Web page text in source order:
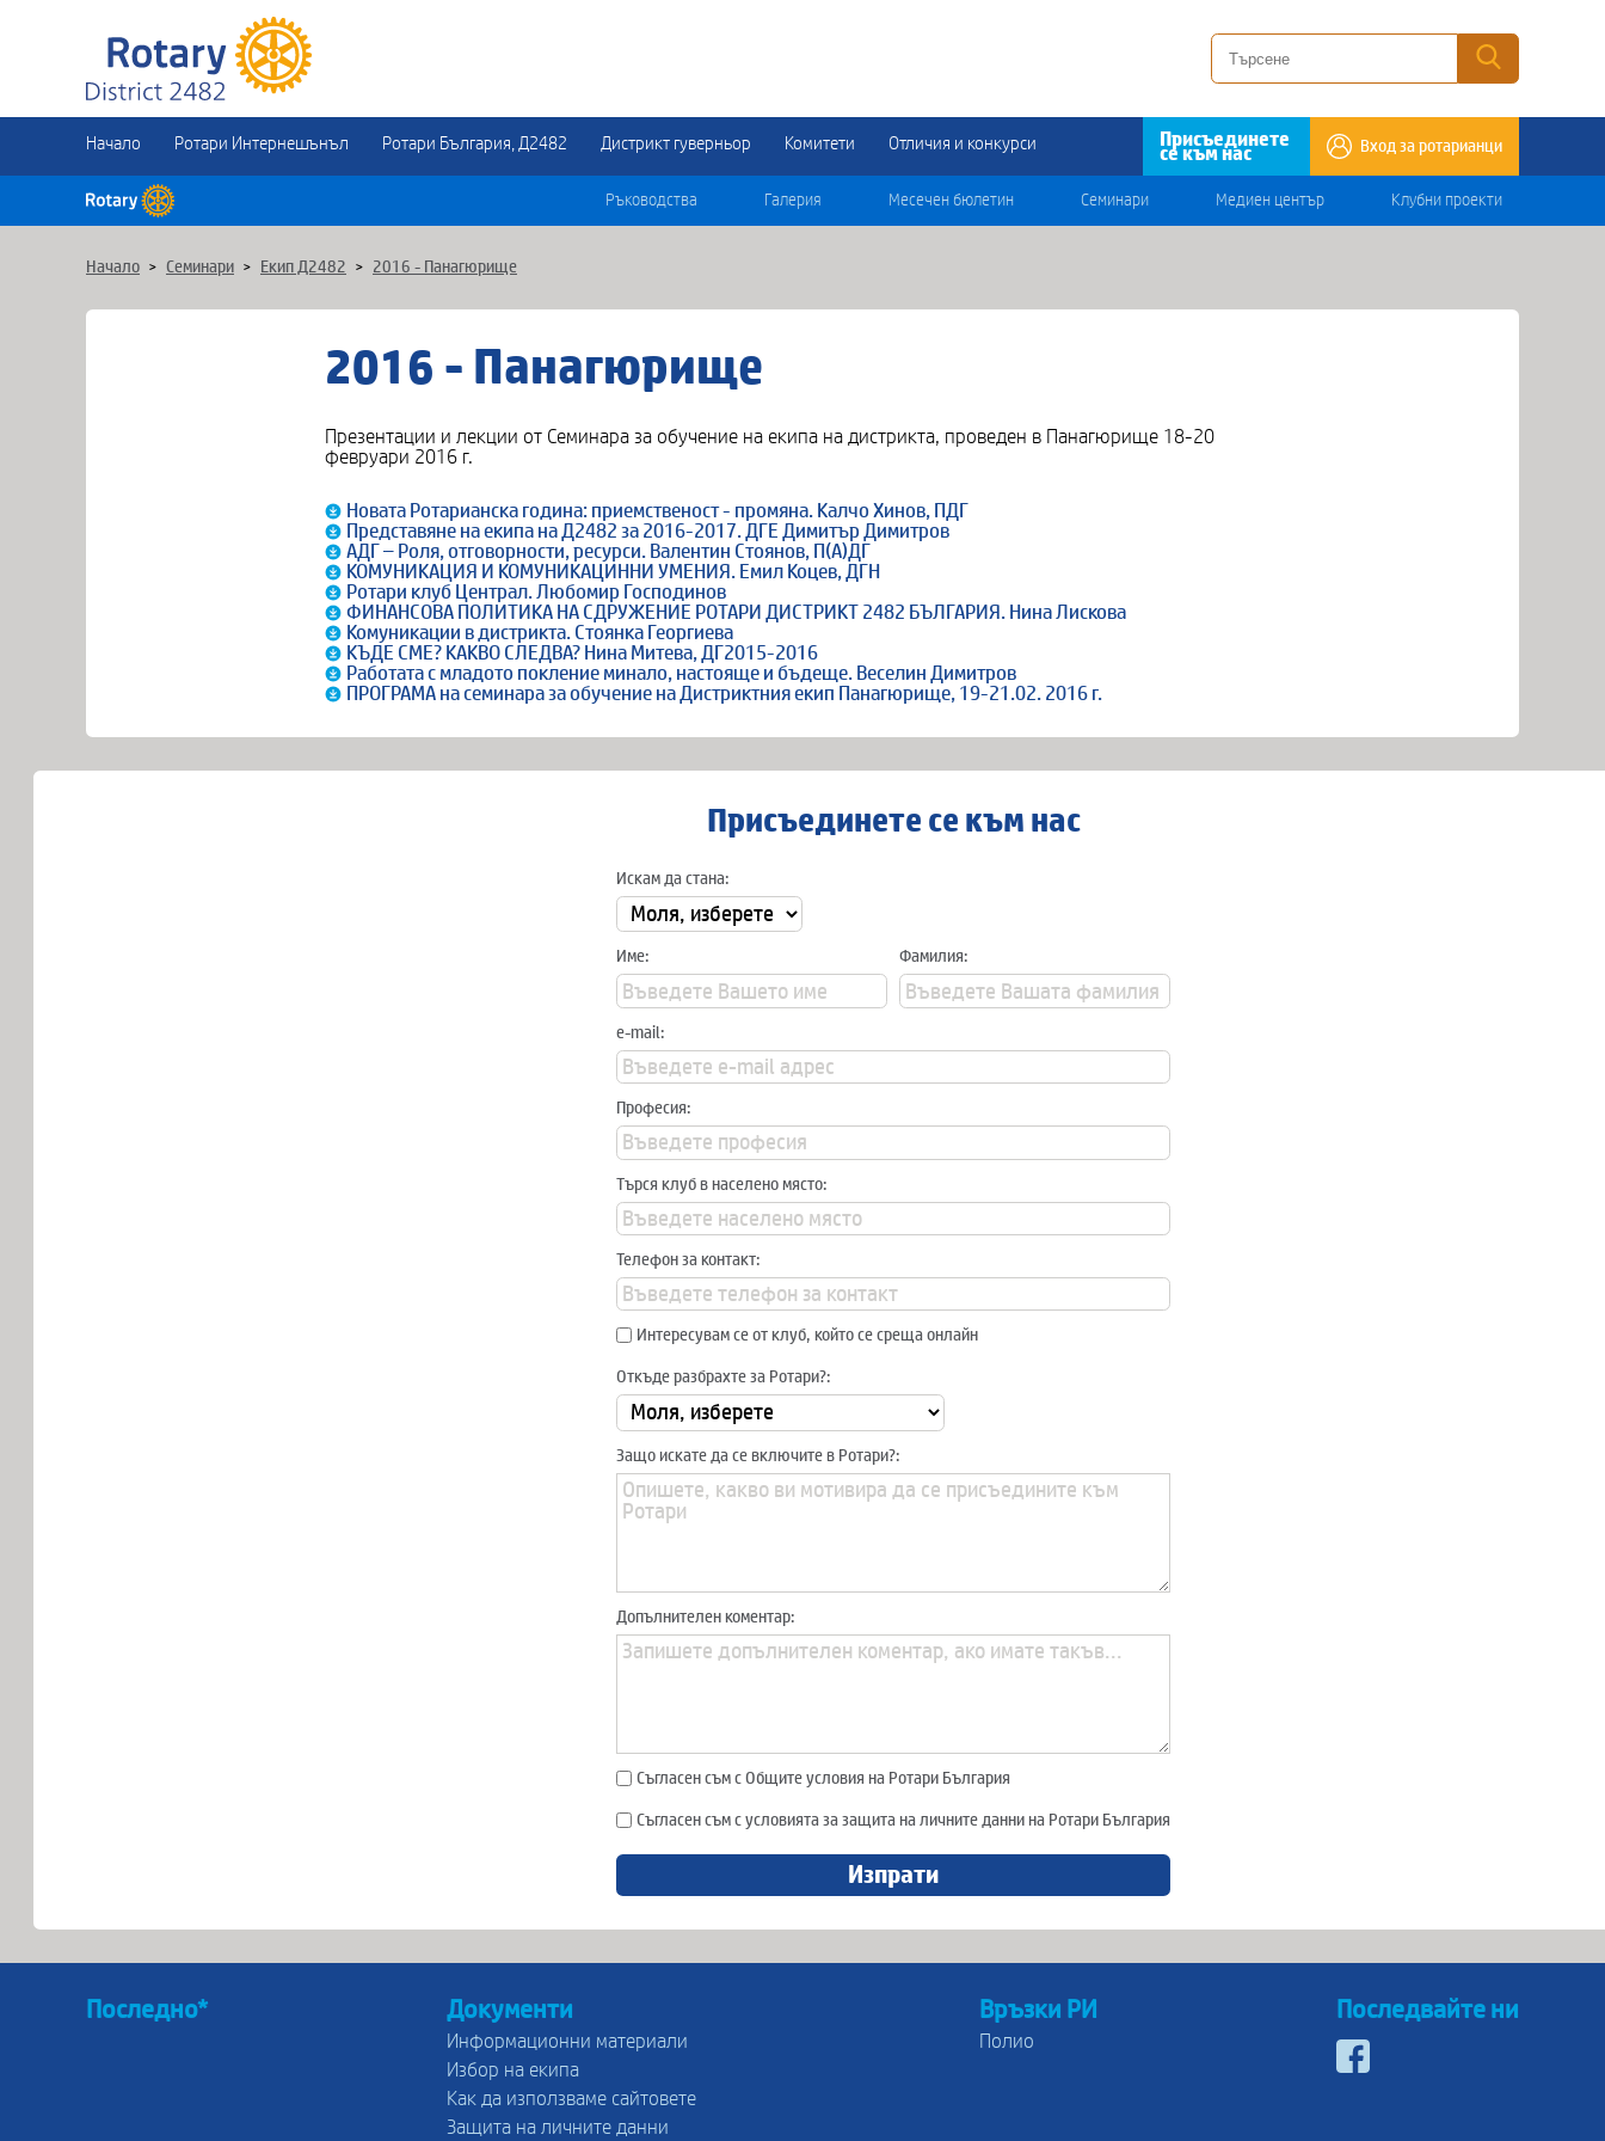
Начало Ротари Интернешънъл Ротари България, Д2482 Дистрикт гуверньор Комитети Отличия и конкурси Присъединете
се към нас Вход за ротарианци
Ръководства Галерия Месечен бюлетин Семинари Медиен център Клубни проекти
Начало > Семинари > Екип Д2482 > 2016 - Панагюрище
2016 - Панагюрище
Презентации и лекции от Семинара за обучение на екипа на дистрикта, проведен в Панагюрище 18-20
февруари 2016 г.
Новата Ротарианска година: приемственост - промяна. Калчо Хинов, ПДГ
Представяне на екипа на Д2482 за 2016-2017. ДГЕ Димитър Димитров
АДГ – Роля, отговорности, ресурси. Валентин Стоянов, П(А)ДГ
КОМУНИКАЦИЯ И КОМУНИКАЦИННИ УМЕНИЯ. Емил Коцев, ДГН
Ротари клуб Централ. Любомир Господинов
ФИНАНСОВА ПОЛИТИКА НА СДРУЖЕНИЕ РОТАРИ ДИСТРИКТ 2482 БЪЛГАРИЯ. Нина Лискова
Комуникации в дистрикта. Стоянка Георгиева
КЪДЕ СМЕ? КАКВО СЛЕДВА? Нина Митева, ДГ2015-2016
Работата с младото покление минало, настояще и бъдеще. Веселин Димитров
ПРОГРАМА на семинара за обучение на Дистриктния екип Панагюрище, 19-21.02. 2016 г.
Присъединете се към нас
Искам да стана:
Име: Фамилия:
e-mail:
Професия:
Търся клуб в населено място:
Телефон за контакт:
Интересувам се от клуб, който се среща онлайн
Откъде разбрахте за Ротари?:
Защо искате да се включите в Ротари?:
Допълнителен коментар:
Съгласен съм с Общите условия на Ротари България
Съгласен съм с условията за защита на личните данни на Ротари България
Изпрати
Последно* Документи
Информационни материали
Избор на екипа
Как да използваме сайтовете
Защита на личните данни
Връзки РИ
Полио
Последвайте ни